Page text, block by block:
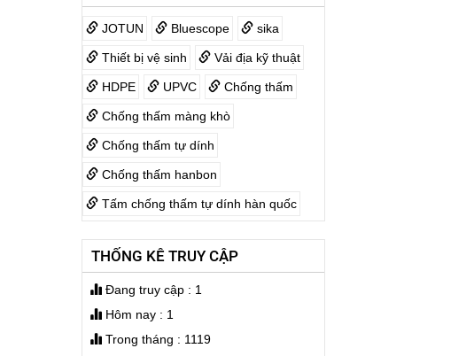
Model: 579
Giá:3,999,000 đ
KOVA MATIC KL5 25KG
Jotun Futura Classic
Jotafloor EP SL Uni
NHÀ XƯỞNG
JOTUN Bluescope sika
Thiết bị vệ sinh Vải địa kỹ thuật
HDPE UPVC Chống thấm
Chống thấm màng khò
Chống thấm tự dính
Chống thấm hanbon
Tấm chống thấm tự dính hàn quốc
THỐNG KÊ TRUY CẬP
Đang truy cập : 1
Hôm nay : 1
Trong tháng : 1119